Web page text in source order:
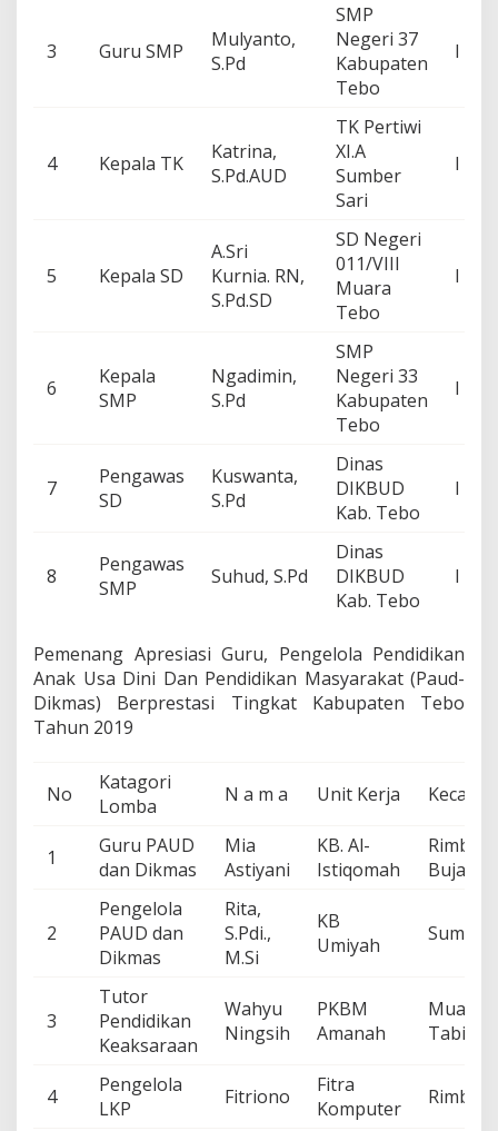
3 Guru SMP
Mulyanto,
S.Pd
SMP
Negeri 37
Kabupaten
Tebo
I
4 Kepala TK
Katrina,
S.Pd.AUD
TK Pertiwi
XI.A
Sumber
Sari
I
5 Kepala SD
A.Sri
Kurnia. RN,
S.Pd.SD
SD Negeri
011/VIII
Muara
Tebo
I
6
Kepala
SMP
Ngadimin,
S.Pd
SMP
Negeri 33
Kabupaten
Tebo
I
7
Pengawas
SD
Kuswanta,
S.Pd
Dinas
DIKBUD
Kab. Tebo
I
8
Pengawas
SMP
Suhud, S.Pd
Dinas
DIKBUD
Kab. Tebo
I
Pemenang Apresiasi Guru, Pengelola Pendidikan
Anak Usa Dini Dan Pendidikan Masyarakat (Paud-
Dikmas) Berprestasi Tingkat Kabupaten Tebo
Tahun 2019
No
Katagori
Lomba
N a m a Unit Kerja
1
Guru PAUD
dan Dikmas
Mia
Astiyani
KB. Al-
Istiqomah
Rimbo
Bujang
2
Pengelola
PAUD dan
Dikmas
Rita,
S.Pdi.,
M.Si
KB
Umiyah
Sumay
3
Tutor
Pendidikan
Keaksaraan
Wahyu
Ningsih
PKBM
Amanah
Muara
Tabir
4
Pengelola
LKP
Fitriono
Fitra
Komputer
Rimbo